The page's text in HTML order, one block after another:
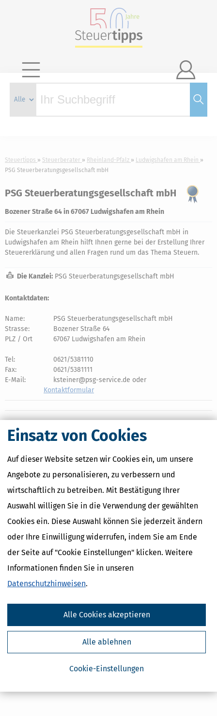
Einsatz von Cookies
Auf dieser Website setzen wir Cookies ein, um unsere
Angebote zu personalisieren, zu verbessern und
wirtschaftlich zu betreiben. Mit Bestätigung Ihrer
Auswahl willigen Sie in die Verwendung der gewählten
Cookies ein. Diese Auswahl können Sie jederzeit ändern
oder Ihre Einwilligung widerrufen, indem Sie am Ende
der Seite auf "Cookie Einstellungen" klicken. Weitere
Informationen finden Sie in unseren
Datenschutzhinweisen.
Cookie-Einstellungen
Alle ablehnen
Alle Cookies akzeptieren

Steuertipps Steuerberater Rheinland-Pfalz
Ludwigshafen am Rhein
PSG Steuerberatungsgesellschaft mbH
PSG Steuerberatungsgesellschaft mbH
Bozener Straße 64 in 67067 Ludwigshafen am Rhein
Die Steuerkanzlei PSG Steuerberatungsgesellschaft mbH in
Ludwigshafen am Rhein hilft Ihnen gerne bei der Erstellung Ihrer
Steuererklärung und allen Fragen rund um das Thema Steuern.
Die Kanzlei: PSG Steuerberatungsgesellschaft mbH
Kontaktdaten:
Name:
PSG Steuerberatungsgesellschaft mbH
Strasse:
Bozener Straße 64
PLZ / Ort
67067 Ludwigshafen am Rhein
Tel:
0621/5381110
Fax:
0621/5381111
E-Mail:
ksteiner@psg-service.de oder
Kontaktformular